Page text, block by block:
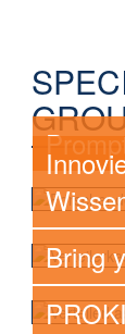
Bring